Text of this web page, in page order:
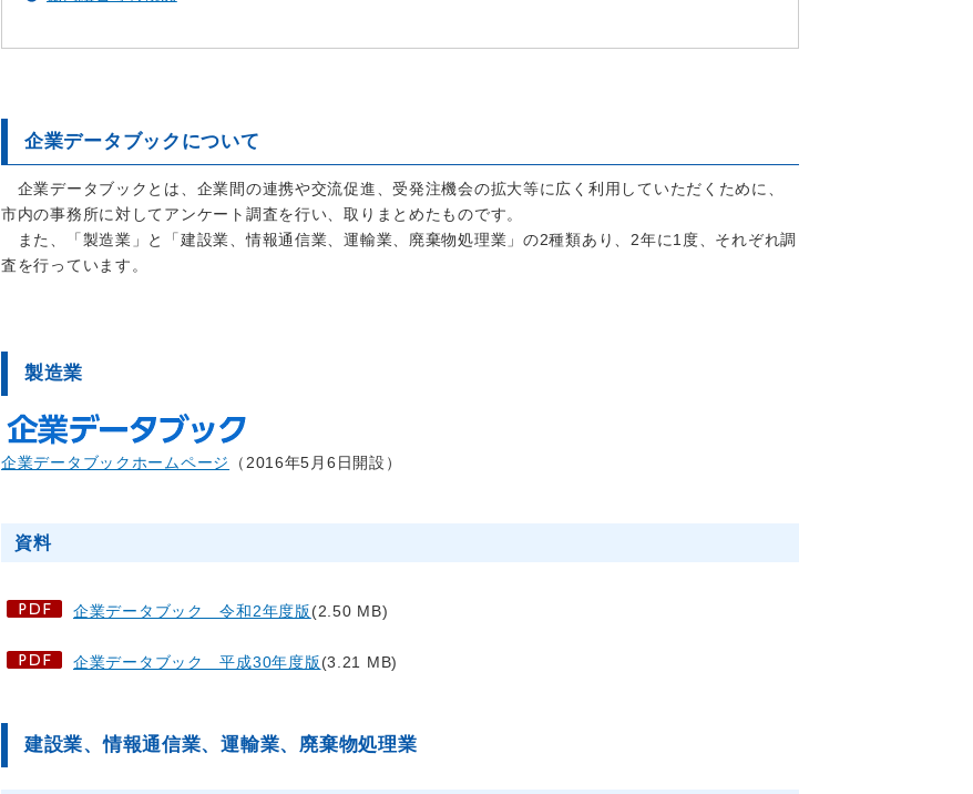
企業データブックについて
企業データブックとは、企業間の連携や交流促進、受発注機会の拡大等に広く利用していただくために、
市内の事務所に対してアンケート調査を行い、取りまとめたものです。
また、「製造業」と「建設業、情報通信業、運輸業、廃棄物処理業」の2種類あり、2年に1度、それぞれ調
査を行っています。
製造業
企業データブックホームページ （2016年5月6日開設）
資料
企業データブック 令和2年度版(2.50 MB)
企業データブック 平成30年度版(3.21 MB)
建設業、情報通信業、運輸業、廃棄物処理業